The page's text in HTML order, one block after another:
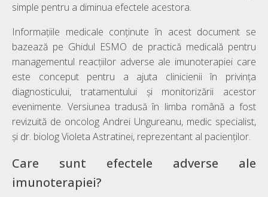
simple pentru a diminua efectele acestora.
Informațiile medicale conținute în acest document se
bazează pe Ghidul ESMO de practică medicală pentru
managementul reacțiilor adverse ale imunoterapiei care
este conceput pentru a ajuta clinicienii în privința
diagnosticului, tratamentului și monitorizării acestor
evenimente. Versiunea tradusă în limba română a fost
revizuită de oncolog Andrei Ungureanu, medic specialist,
și dr. biolog Violeta Astratinei, reprezentant al pacienților.
Care sunt efectele adverse ale
imunoterapiei?